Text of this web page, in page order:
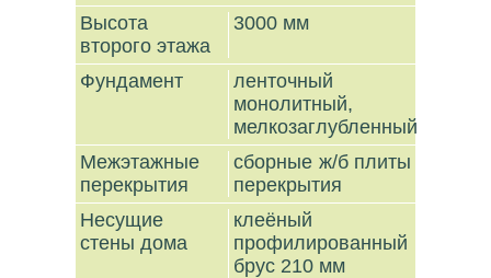
Высота
второго этажа
3000 мм
Фундамент
ленточный
монолитный,
мелкозаглубленный
Межэтажные
перекрытия
сборные ж/б плиты
перекрытия
Несущие
стены дома
клеёный
профилированный
брус 210 мм